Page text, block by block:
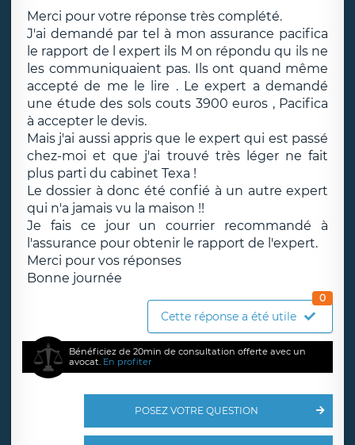
Merci pour votre réponse très complété.
J'ai demandé par tel à mon assurance pacifica
le rapport de l expert ils M on répondu qu ils ne
les communiquaient pas. Ils ont quand même
accepté de me le lire . Le expert a demandé
une étude des sols couts 3900 euros , Pacifica
à accepter le devis.
Mais j'ai aussi appris que le expert qui est passé
chez-moi et que j'ai trouvé très léger ne fait
plus parti du cabinet Texa !
Le dossier à donc été confié à un autre expert
qui n'a jamais vu la maison !!
Je fais ce jour un courrier recommandé à
l'assurance pour obtenir le rapport de l'expert.
Merci pour vos réponses
Bonne journée
Cette réponse a été utile
0
Bénéficiez de 20min de consultation offerte avec un
avocat. En profiter
POSEZ VOTRE QUESTION